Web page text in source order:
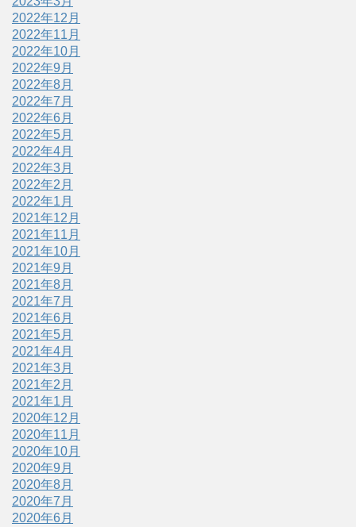
2022年12月
2022年11月
2022年10月
2022年9月
2022年8月
2022年7月
2022年6月
2022年5月
2022年4月
2022年3月
2022年2月
2022年1月
2021年12月
2021年11月
2021年10月
2021年9月
2021年8月
2021年7月
2021年6月
2021年5月
2021年4月
2021年3月
2021年2月
2021年1月
2020年12月
2020年11月
2020年10月
2020年9月
2020年8月
2020年7月
2020年6月